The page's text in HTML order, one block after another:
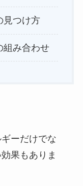
見つけ方
組み合わせ
ーだけでな
果もありま